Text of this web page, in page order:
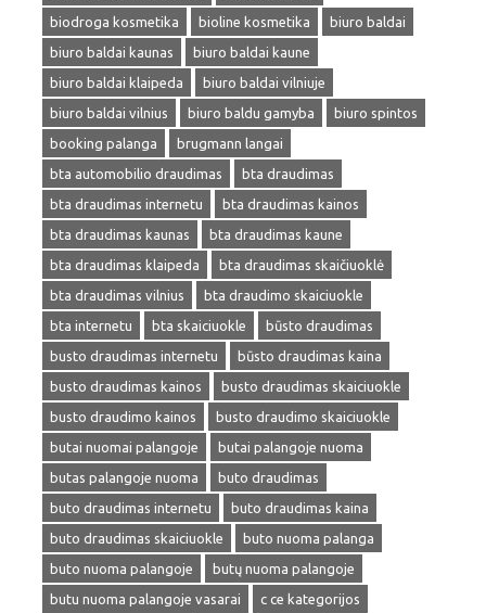
biodroga kosmetika
bioline kosmetika
biuro baldai
biuro baldai kaunas
biuro baldai kaune
biuro baldai klaipeda
biuro baldai vilniuje
biuro baldai vilnius
biuro baldu gamyba
biuro spintos
booking palanga
brugmann langai
bta automobilio draudimas
bta draudimas
bta draudimas internetu
bta draudimas kainos
bta draudimas kaunas
bta draudimas kaune
bta draudimas klaipeda
bta draudimas skaičiuoklė
bta draudimas vilnius
bta draudimo skaiciuokle
bta internetu
bta skaiciuokle
būsto draudimas
busto draudimas internetu
būsto draudimas kaina
busto draudimas kainos
busto draudimas skaiciuokle
busto draudimo kainos
busto draudimo skaiciuokle
butai nuomai palangoje
butai palangoje nuoma
butas palangoje nuoma
buto draudimas
buto draudimas internetu
buto draudimas kaina
buto draudimas skaiciuokle
buto nuoma palanga
buto nuoma palangoje
butų nuoma palangoje
butu nuoma palangoje vasarai
c ce kategorijos